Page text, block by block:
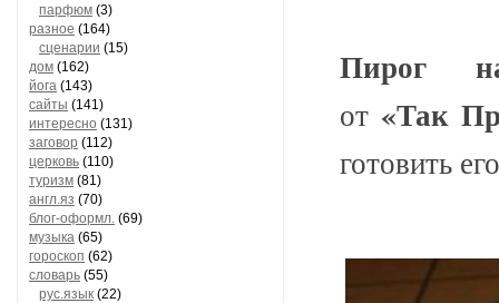
парфюм (3)
разное (164)
сценарии (15)
дом (162)
йога (143)
сайты (141)
интересно (131)
заговор (112)
церковь (110)
туризм (81)
англ.яз (70)
блог-оформл. (69)
музыка (65)
гороскоп (62)
словарь (55)
рус.язык (22)
Пирог
от «Так
готовить